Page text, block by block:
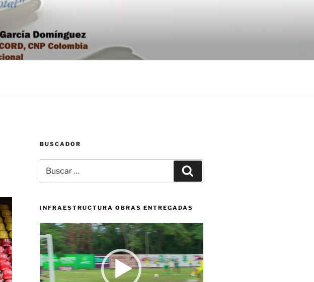
BUSCADOR
por:
INFRAESTRUCTURA OBRAS ENTREGADAS
Reproductor
de
vídeo